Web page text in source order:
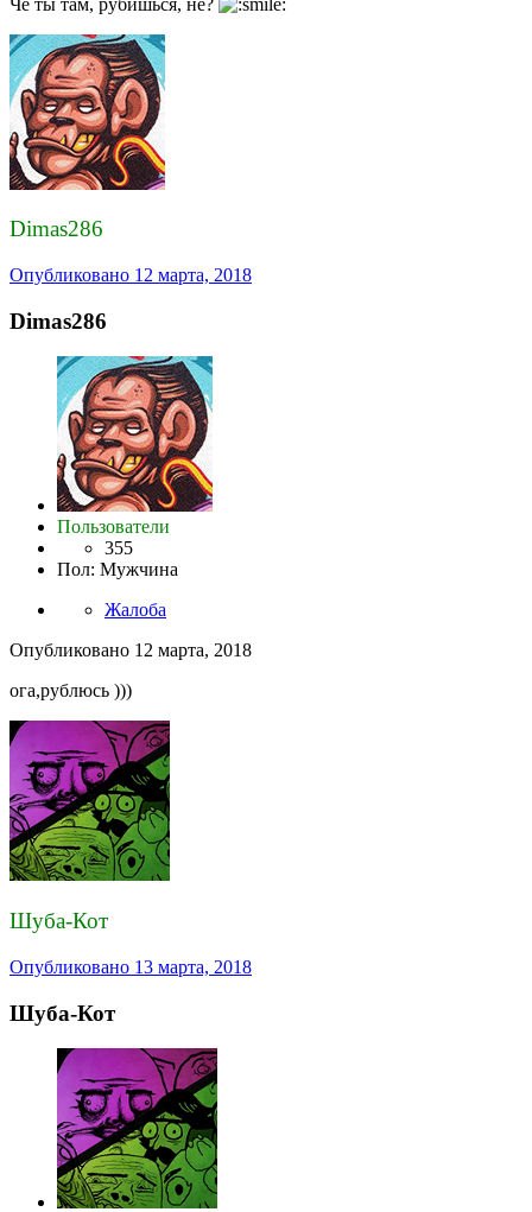
Dimas286
Опубликовано 12 марта, 2018
Dimas286
Пользователи
355
Пол: Мужчина
Жалоба
Опубликовано 12 марта, 2018
ога,рублюсь )))
Шуба-Кот
Опубликовано 13 марта, 2018
Шуба-Кот